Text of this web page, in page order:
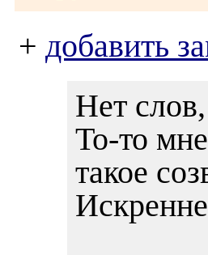
+ добавить
Нет
То-то
такое